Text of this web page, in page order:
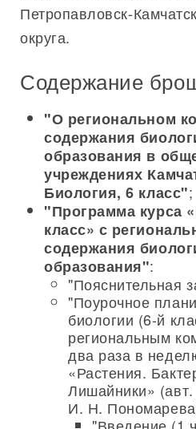
Петропавловск-
округа.
Содержание
"О региональном
содержания
образования в
учреждениях
Биология, 6 класс";
"Программа курса
класс» с
содержания
образования":
"Пояснительная
"Поурочное
биологии (6-й
региональным
два раза в
«Растения.
Лишайники» (авт.
И. Н.